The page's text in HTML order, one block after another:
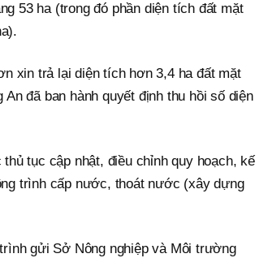
53 ha (trong đó phần diện tích đất mặt
xin trả lại diện tích hơn 3,4 ha đất mặt
đã ban hành quyết định thu hồi số diện
tục cập nhật, điều chỉnh quy hoạch, kế
trình cấp nước, thoát nước (xây dựng
gửi Sở Nông nghiệp và Môi trường